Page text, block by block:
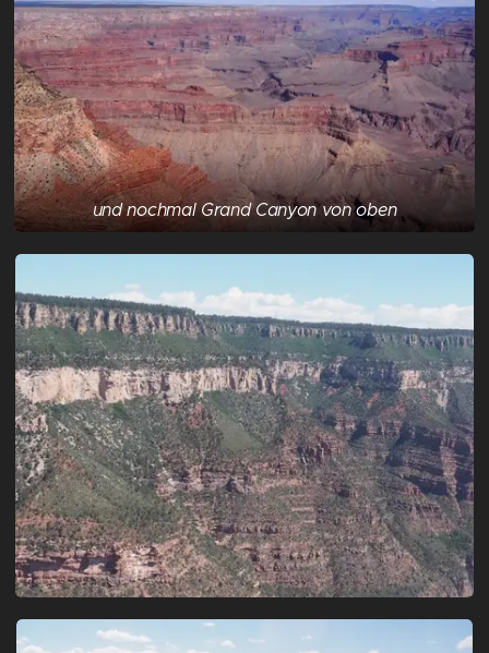
und nochmal Grand Canyon von oben